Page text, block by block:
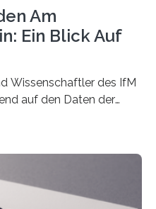
Am
Ein Blick Auf
Wissenschaftler des IfM
auf den Daten der
von
man nur die Gründungen
Leipzig an der Spitze. In
Personen in eine